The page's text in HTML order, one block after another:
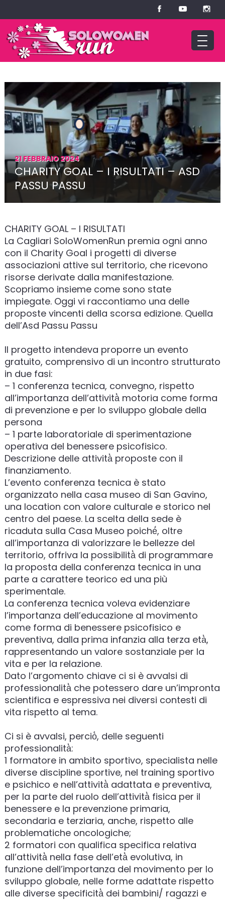
21 FEBBRAIO 2024
CHARITY GOAL – I RISULTATI – ASD
PASSU PASSU
CHARITY GOAL – I RISULTATI
La Cagliari SoloWomenRun premia ogni anno
con il Charity Goal i progetti di diverse
associazioni attive sul territorio, che ricevono
risorse derivate dalla manifestazione.
Scopriamo insieme come sono state
impiegate. Oggi vi raccontiamo una delle
proposte vincenti della scorsa edizione. Quella
dell’Asd Passu Passu
Il progetto intendeva proporre un evento
gratuito, comprensivo di un incontro strutturato
in due fasi:
– 1 conferenza tecnica, convegno, rispetto
all’importanza dell’attività̀ motoria come forma
di prevenzione e per lo sviluppo globale della
persona
– 1 parte laboratoriale di sperimentazione
operativa del benessere psicofisico.
Descrizione delle attività̀ proposte con il
finanziamento.
L’evento conferenza tecnica è stato
organizzato nella casa museo di San Gavino,
una location con valore culturale e storico nel
centro del paese. La scelta della sede è
ricaduta sulla Casa Museo poiché́, oltre
all’importanza di valorizzare le bellezze del
territorio, offriva la possibilità̀ di programmare
la proposta della conferenza tecnica in una
parte a carattere teorico ed una più
sperimentale.
La conferenza tecnica voleva evidenziare
l’importanza dell’educazione al movimento
come forma di benessere psicofisico e
preventiva, dalla prima infanzia alla terza età̀,
rappresentando un valore sostanziale per la
vita e per la relazione.
Dato l’argomento chiave ci si è avvalsi di
professionalità̀ che potessero dare un’impronta
scientifica e espressiva nei diversi contesti di
vita rispetto al tema.
Ci si è avvalsi, perciò̀, delle seguenti
professionalità̀:
1 formatore in ambito sportivo, specialista nelle
diverse discipline sportive, nel training sportivo
e psichico e nell’attività̀ adattata e preventiva,
per la parte del ruolo dell’attività̀ fisica per il
benessere e la prevenzione primaria,
secondaria e terziaria, anche, rispetto alle
problematiche oncologiche;
2 formatori con qualifica specifica relativa
all’attività̀ nella fase dell’età̀ evolutiva, in
funzione dell’importanza del movimento per lo
sviluppo globale, nelle forme adattate rispetto
alle diverse specificità̀ dei bambini/ ragazzi e